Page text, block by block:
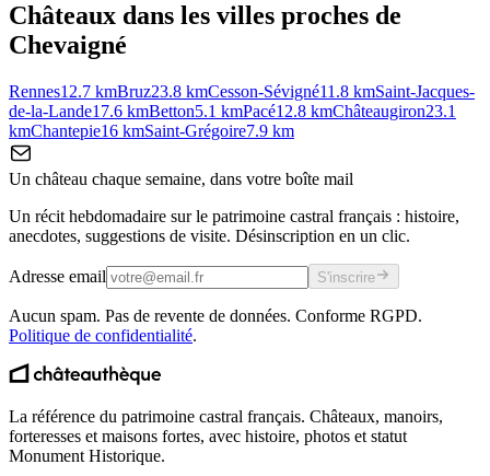
Châteaux dans les villes proches de
Chevaigné
Rennes12.7 kmBruz23.8 kmCesson-Sévigné11.8 kmSaint-Jacques-
de-la-Lande17.6 kmBetton5.1 kmPacé12.8 kmChâteaugiron23.1
kmChantepie16 kmSaint-Grégoire7.9 km
Un château chaque semaine, dans votre boîte mail
Un récit hebdomadaire sur le patrimoine castral français : histoire,
anecdotes, suggestions de visite. Désinscription en un clic.
Adresse email S'inscrire
Aucun spam. Pas de revente de données. Conforme RGPD.
Politique de confidentialité.
La référence du patrimoine castral français. Châteaux, manoirs,
forteresses et maisons fortes, avec histoire, photos et statut
Monument Historique.